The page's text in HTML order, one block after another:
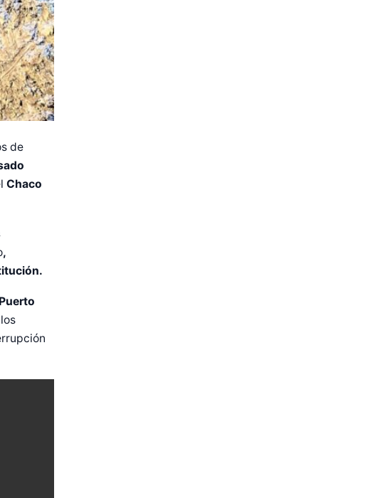
de
Chaco
,
Puerto